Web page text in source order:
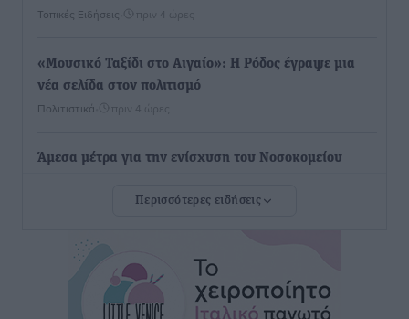
Τοπικές Ειδήσεις πριν 4 ώρες
«Μουσικό Ταξίδι στο Αιγαίο»: Η Ρόδος έγραψε μια
νέα σελίδα στον πολιτισμό
Πολιτιστικά πριν 4 ώρες
Άμεσα μέτρα για την ενίσχυση του Νοσοκομείου
ανακοίνωσε ο Άδωνις Γεωργιάδης
Iατρικός Σύλλογος Ροδου προς Α. Γεωργιάδη:
Στρατηγικές Προτάσεις για την Ενίσχυση της
Περισσότερες ειδήσεις